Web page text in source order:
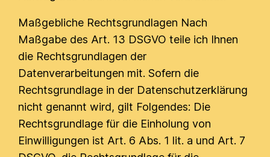
Maßgebliche Rechtsgrundlagen Nach
Maßgabe des Art. 13 DSGVO teile ich Ihnen
die Rechtsgrundlagen der
Datenverarbeitungen mit. Sofern die
Rechtsgrundlage in der Datenschutzerklärung
nicht genannt wird, gilt Folgendes: Die
Rechtsgrundlage für die Einholung von
Einwilligungen ist Art. 6 Abs. 1 lit. a und Art. 7